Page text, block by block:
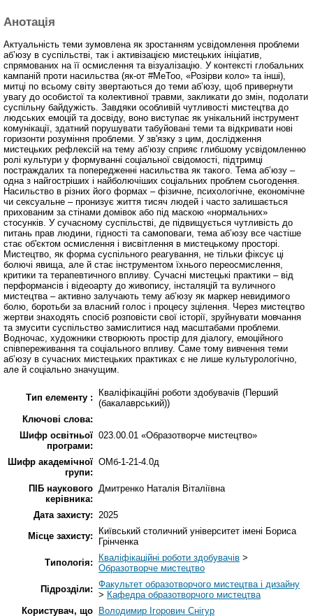
Анотація
Актуальність теми зумовлена як зростанням усвідомлення проблеми
абʼюзу в суспільстві, так і активізацією мистецьких ініціатив,
спрямованих на її осмислення та візуалізацію. У контексті глобальних
кампаній проти насильства (як-от #MeToo, «Розірви коло» та інші),
митці по всьому світу звертаються до теми абʼюзу, щоб привернути
увагу до особистої та колективної травми, закликати до змін, подолати
суспільну байдужість. Завдяки особливій чутливості мистецтва до
людських емоцій та досвіду, воно виступає як унікальний інструмент
комунікації, здатний порушувати табуйовані теми та відкривати нові
горизонти розуміння проблеми. У зв'язку з цим, дослідження
мистецьких рефлексій на тему абʼюзу сприяє глибшому усвідомленню
ролі культури у формуванні соціальної свідомості, підтримці
постраждалих та попередженні насильства як такого. Тема абʼюзу –
одна з найгостріших і найболючіших соціальних проблем сьогодення.
Насильство в різних його формах – фізичне, психологічне, економічне
чи сексуальне – пронизує життя тисяч людей і часто залишається
прихованим за стінами домівок або під маскою «нормальних»
стосунків. У сучасному суспільстві, де підвищується чутливість до
питань прав людини, гідності та самоповаги, тема абʼюзу все частіше
стає об'єктом осмислення і висвітлення в мистецькому просторі.
Мистецтво, як форма суспільного реагування, не тільки фіксує ці
болючі явища, але й стає інструментом їхнього переосмислення,
критики та терапевтичного впливу. Сучасні мистецькі практики – від
перформансів і відеоарту до живопису, інсталяцій та вуличного
мистецтва – активно залучають тему абʼюзу як маркер невидимого
болю, боротьби за власний голос і процесу зцілення. Через мистецтво
жертви знаходять спосіб розповісти свої історії, зруйнувати мовчання
та змусити суспільство замислитися над масштабами проблеми.
Водночас, художники створюють простір для діалогу, емоційного
співпереживання та соціального впливу. Саме тому вивчення теми
абʼюзу в сучасних мистецьких практиках є не лише культурологічно,
але й соціально значущим.
Тип елементу :
Кваліфікаційні роботи здобувачів (Перший
(бакалаврський))
Ключові слова:
Шифр освітньої
програми:
023.00.01 «Образотворче мистецтво»
Шифр академічної
групи:
ОМб-1-21-4.0д
ПІБ наукового
керівника:
Дмитренко Наталія Віталіївна
Дата захисту: 2025
Місце захисту:
Київський столичний університет імені Бориса
Грінченка
Типологія:
Кваліфікаційні роботи здобувачів >
Образотворче мистецтво
Підрозділи: Факультет образотворчого мистецтва і дизайну
> Кафедра образотворчого мистецтва
Користувач, що
Володимир Ігорович Снігур